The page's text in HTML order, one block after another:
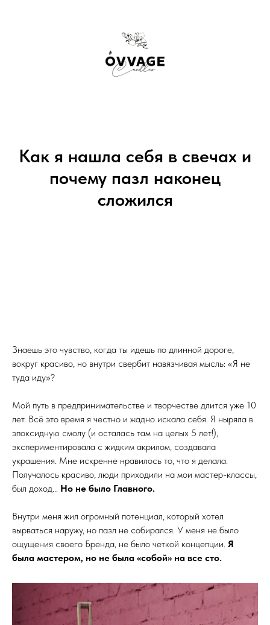
Как я нашла себя в свечах и
почему пазл наконец
сложился
Знаешь это чувство, когда ты идешь по длинной дороге,
вокруг красиво, но внутри свербит навязчивая мысль: «Я не
туда иду»?
Мой путь в предпринимательстве и творчестве длится уже 10
лет. Всё это время я честно и жадно искала себя. Я ныряла в
эпоксидную смолу (и осталась там на целых 5 лет!),
экспериментировала с жидким акрилом, создавала
украшения. Мне искренне нравилось то, что я делала.
Получалось красиво, люди приходили на мои мастер-классы,
был доход... Но не было Главного.
Внутри меня жил огромный потенциал, который хотел
вырваться наружу, но пазл не собирался. У меня не было
ощущения своего Бренда, не было четкой концепции. Я
была мастером, но не была «собой» на все сто.